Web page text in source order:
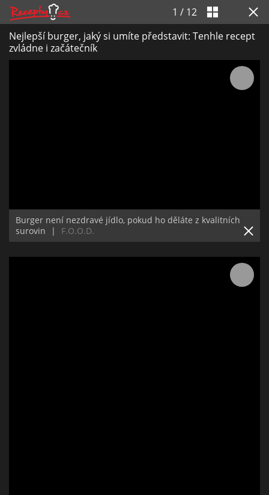
1 / 12
Nejlepší burger, jaký si umíte představit: Tenhle recept
zvládne i začátečník
Burger není nezdravé jídlo, pokud ho děláte z kvalitních
surovin
| F.O.O.D.